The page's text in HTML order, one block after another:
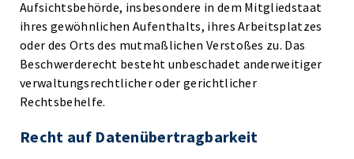
Aufsichtsbehörde, insbesondere in dem Mitgliedstaat
ihres gewöhnlichen Aufenthalts, ihres Arbeitsplatzes
oder des Orts des mutmaßlichen Verstoßes zu. Das
Beschwerderecht besteht unbeschadet anderweitiger
verwaltungsrechtlicher oder gerichtlicher
Rechtsbehelfe.
Recht auf Daten­übertrag­barkeit